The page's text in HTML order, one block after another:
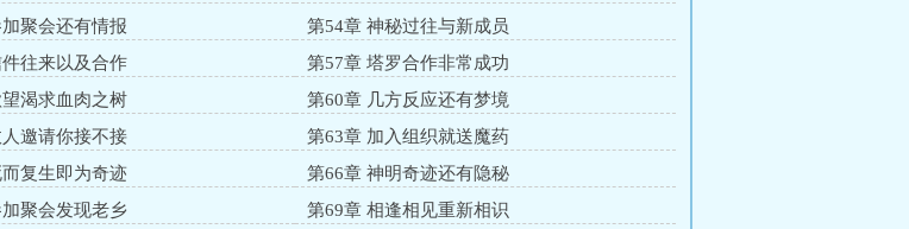
聚会还有情报
第54章 神秘过往与新成员
往来以及合作
第57章 塔罗合作非常成功
渴求血肉之树
第60章 几方反应还有梦境
邀请你接不接
第63章 加入组织就送魔药
复生即为奇迹
第66章 神明奇迹还有隐秘
聚会发现老乡
第69章 相逢相见重新相识